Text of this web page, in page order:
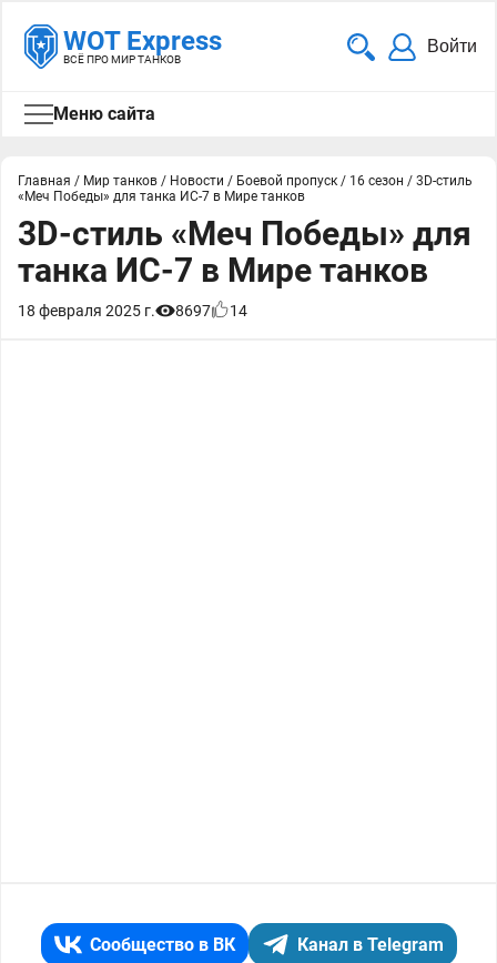
WOT Express
ВСЁ ПРО МИР ТАНКОВ
Войти
Меню сайта
Главная / Мир танков / Новости / Боевой пропуск / 16 сезон / 3D-стиль
«Меч Победы» для танка ИС-7 в Мире танков
3D-стиль «Меч Победы» для
танка ИС-7 в Мире танков
18 февраля 2025 г. 8697 14
Сообщество в ВК Канал в Telegram